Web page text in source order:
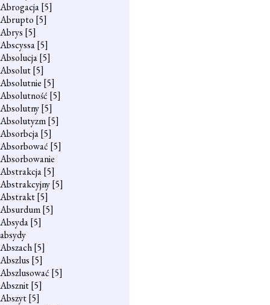
Abrogacja[5]
Abrupto [5]
Abrys [5]
Abscyssa[5]
Absolucja[5]
Absolut[5]
Absolutnie [5]
Absolutność [5]
Absolutny[5]
Absolutyzm[5]
Absorbcja[5]
Absorbować [5]
Absorbowanie
Abstrakcja[5]
Abstrakcyjny[5]
Abstrakt[5]
Absurdum[5]
Absyda[5]
absydy
Abszach[5]
Abszlus [5]
Abszlusować [5]
Absznit[5]
Abszyt[5]